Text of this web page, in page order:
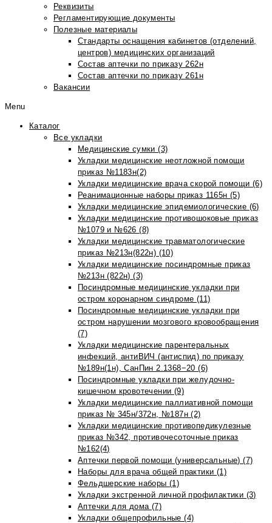
Реквизиты
Регламентирующие документы
Полезные материалы
Стандарты оснащения кабинетов (отделений,
центров) медицинских организаций
Состав аптечки по приказу 262н
Состав аптечки по приказу 261н
Вакансии
Menu
Каталог
Все укладки
Медицинские сумки (3)
Укладки медицинские неотложной помощи
приказ №1183н(2)
Укладки медицинские врача скорой помощи (6)
Реанимационные наборы приказ 1165н (5)
Укладки медицинские эпидемиологические (6)
Укладки медицинские противошоковые приказ
№1079 и №626 (8)
Укладки медицинские травматологические
приказ №213н(822н) (10)
Укладки медицинские посиндромные приказ
№213н (822н) (3)
Посиндромные медицинские укладки при
остром коронарном синдроме (11)
Посиндромные медицинские укладки при
остром нарушении мозгового кровообращения
(7)
Укладки медицинские парентеральных
инфекций, антиВИЧ (антиспид) по приказу
№189н(1н), СанПин 2.1368−20 (6)
Посиндромные укладки при желудочно-
кишечном кровотечении (9)
Укладки медицинские паллиативной помощи
приказ № 345н/372н, №187н (2)
Укладки медицинские противопедикулезные
приказ №342, противочесоточные приказ
№162(4)
Аптечки первой помощи (универсальные) (7)
Наборы для врача общей практики (1)
Фельдшерские наборы (1)
Укладки экстренной личной профилактики (3)
Аптечки для дома (7)
Укладки общепрофильные (4)